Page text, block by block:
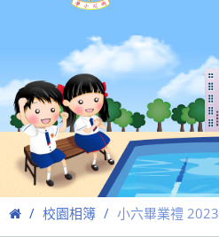
校園相簿 小六畢業禮 2023